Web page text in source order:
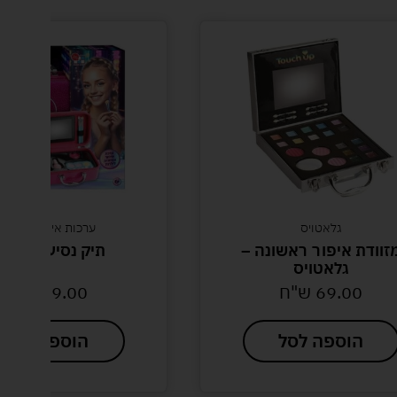
גלאטויס
איפור ראשונה –
גלאטויס
69.00 ש"ח
הוספה לסל
ערכות איפור-צעצוע
תיק נסיעות
89.00
הוספה לסל